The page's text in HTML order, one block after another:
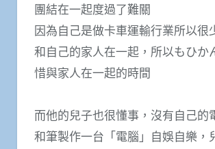
團結在一起度過了難關
因為自己是做卡車運輸行業所以很
和自己的家人在一起，所以もひか
惜與家人在一起的時間
而他的兒子也很懂事，沒有自己的
和筆製作一台「電腦」自娛自樂，